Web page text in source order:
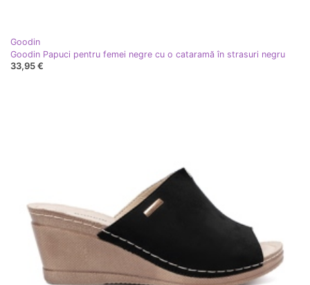
Goodin
Goodin Papuci pentru femei negre cu o cataramă în strasuri negru
33,95 €